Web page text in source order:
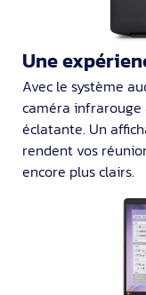
Une
Avec le système
caméra infrarouge
éclatante. Un
rendent vos
encore plus clairs.